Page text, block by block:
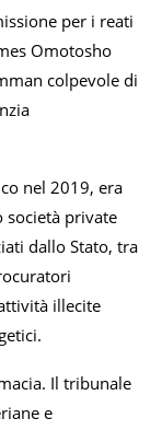
per i reati
Omotosho
colpevole di
nel 2019, era
società private
dallo Stato, tra
illecite
Il tribunale
e